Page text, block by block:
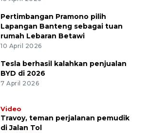
Pertimbangan Pramono pilih
Lapangan Banteng sebagai tuan
rumah Lebaran Betawi
10 April 2026
Tesla berhasil kalahkan penjualan
BYD di 2026
7 April 2026
Video
Travoy, teman perjalanan pemudik
di Jalan Tol